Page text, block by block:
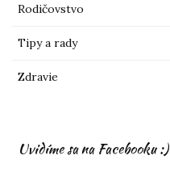
Rodičovstvo
Tipy a rady
Zdravie
Uvidíme sa na Facebooku :)